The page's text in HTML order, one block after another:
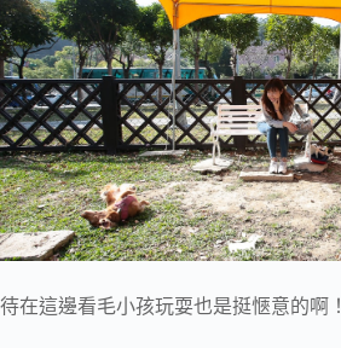
待在這邊看毛小孩玩耍也是挺愜意的啊！